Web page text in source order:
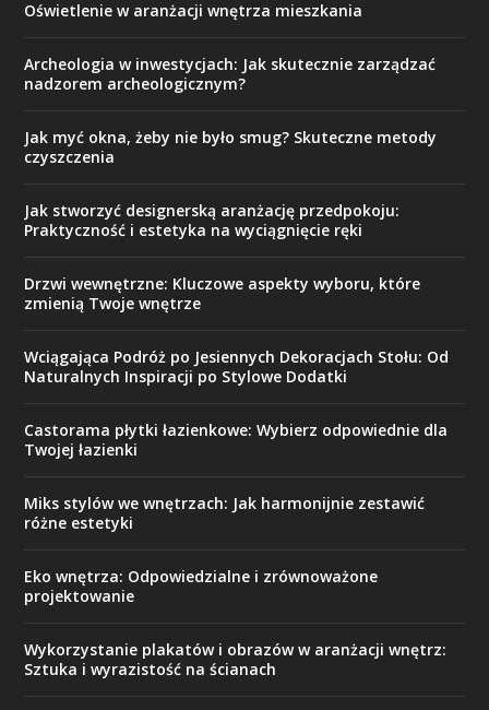
Oświetlenie w aranżacji wnętrza mieszkania
Archeologia w inwestycjach: Jak skutecznie zarządzać
nadzorem archeologicznym?
Jak myć okna, żeby nie było smug? Skuteczne metody
czyszczenia
Jak stworzyć designerską aranżację przedpokoju:
Praktyczność i estetyka na wyciągnięcie ręki
Drzwi wewnętrzne: Kluczowe aspekty wyboru, które
zmienią Twoje wnętrze
Wciągająca Podróż po Jesiennych Dekoracjach Stołu: Od
Naturalnych Inspiracji po Stylowe Dodatki
Castorama płytki łazienkowe: Wybierz odpowiednie dla
Twojej łazienki
Miks stylów we wnętrzach: Jak harmonijnie zestawić
różne estetyki
Eko wnętrza: Odpowiedzialne i zrównoważone
projektowanie
Wykorzystanie plakatów i obrazów w aranżacji wnętrz:
Sztuka i wyrazistość na ścianach